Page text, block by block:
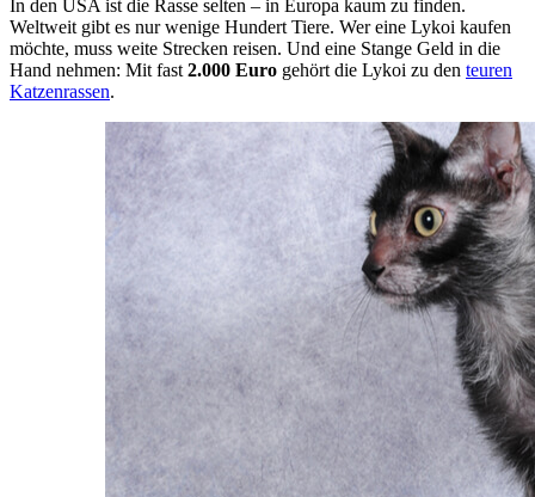
In den USA ist die Rasse selten – in Europa kaum zu finden.
Weltweit gibt es nur wenige Hundert Tiere. Wer eine Lykoi kaufen
möchte, muss weite Strecken reisen. Und eine Stange Geld in die
Hand nehmen: Mit fast 2.000 Euro gehört die Lykoi zu den teuren
Katzenrassen.